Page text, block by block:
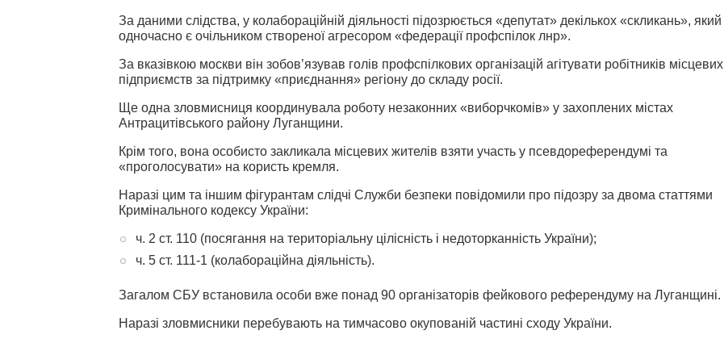
За даними слідства, у колабораційній діяльності підозрюється «депутат» декількох «скликань», який
одночасно є очільником створеної агресором «федерації профспілок лнр».
За вказівкою москви він зобов’язував голів профспілкових організацій агітувати робітників місцевих
підприємств за підтримку «приєднання» регіону до складу росії.
Ще одна зловмисниця координувала роботу незаконних «виборчкомів» у захоплених містах
Антрацитівського району Луганщини.
Крім того, вона особисто закликала місцевих жителів взяти участь у псевдореферендумі та
«проголосувати» на користь кремля.
Наразі цим та іншим фігурантам слідчі Служби безпеки повідомили про підозру за двома статтями
Кримінального кодексу України:
ч. 2 ст. 110 (посягання на територіальну цілісність і недоторканність України);
ч. 5 ст. 111-1 (колабораційна діяльність).
Загалом СБУ встановила особи вже понад 90 організаторів фейкового референдуму на Луганщині.
Наразі зловмисники перебувають на тимчасово окупованій частині сходу України.